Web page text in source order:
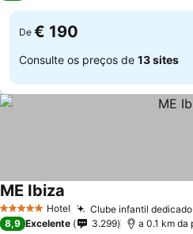
De € 190
Consulte os preços de 13 sites
5 Estrelas Hotel Clube infantil
ME Ibiza
8,9 Excelente 3.299 a 0.1 km da